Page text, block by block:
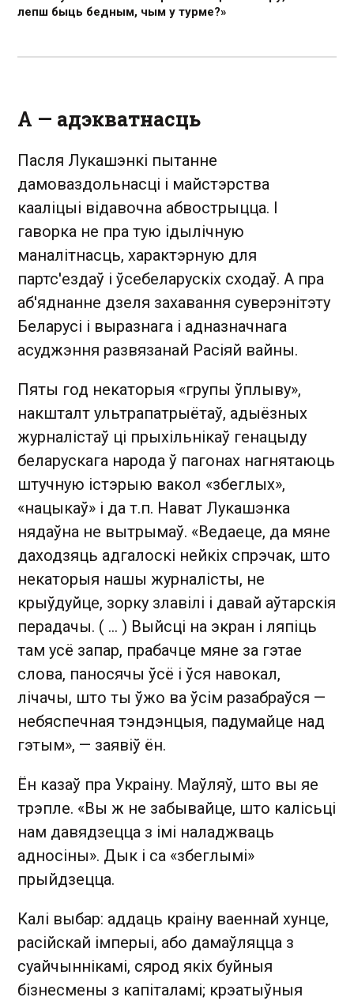
лепш быць бедным, чым у турме?»
А — адэкватнасць
Пасля Лукашэнкі пытанне
дамоваздольнасці і майстэрства
кааліцыі відавочна абвострыцца. І
гаворка не пра тую ідылічную
маналітнасць, характэрную для
партс'ездаў і ўсебеларускіх сходаў. А пра
аб'яднанне дзеля захавання суверэнітэту
Беларусі і выразнага і адназначнага
асуджэння развязанай Расіяй вайны.
Пяты год некаторыя «групы ўплыву»,
накшталт ультрапатрыётаў, адыёзных
журналістаў ці прыхільнікаў генацыду
беларускага народа ў пагонах нагнятаюць
штучную істэрыю вакол «збеглых»,
«нацыкаў» і да т.п. Нават Лукашэнка
нядаўна не вытрымаў. «Ведаеце, да мяне
даходзяць адгалоскі нейкіх спрэчак, што
некаторыя нашы журналісты, не
крыўдуйце, зорку злавілі і давай аўтарскія
перадачы. ( ... ) Выйсці на экран і ляпіць
там усё запар, прабачце мяне за гэтае
слова, паносячы ўсё і ўся навокал,
лічачы, што ты ўжо ва ўсім разабраўся —
небяспечная тэндэнцыя, падумайце над
гэтым», — заявіў ён.
Ён казаў пра Украіну. Маўляў, што вы яе
трэпле. «Вы ж не забывайце, што калісьці
нам давядзецца з імі наладжваць
адносіны». Дык і са «збеглымі»
прыйдзецца.
Калі выбар: аддаць краіну ваеннай хунце,
расійскай імперыі, або дамаўляцца з
суайчыннікамі, сярод якіх буйныя
бізнесмены з капіталамі; крэатыўныя